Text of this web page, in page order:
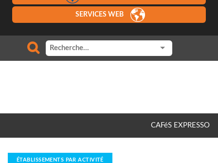
SERVICES WEB
CAFéS EXPRESSO
ÉTABLISSEMENTS PAR ACTIVITÉ